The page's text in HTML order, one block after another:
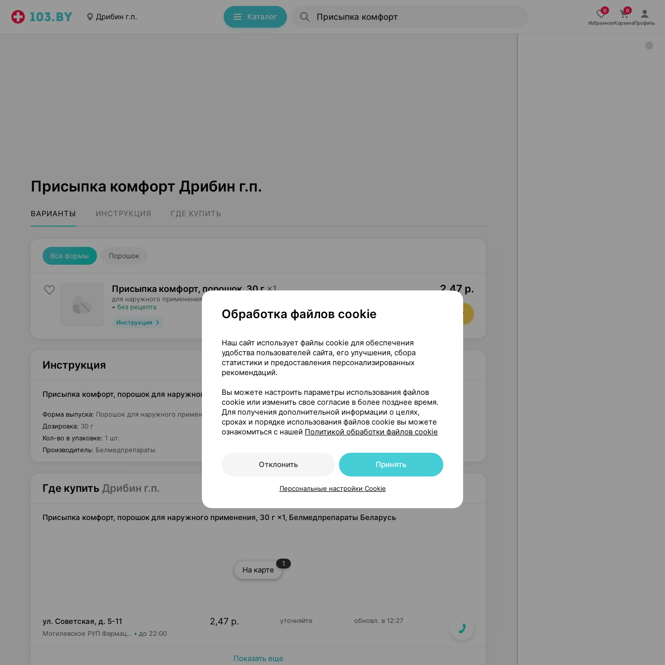
Дрибин г.п. Каталог
ИзбранноеКорзинаПрофиль
Присыпка комфорт Дрибин г.п.
ВАРИАНТЫ ИНСТРУКЦИЯ ГДЕ КУПИТЬ
Все формы Порошок
Присыпка комфорт, порошок,30 г×1
для наружного применения,
• без рецепта
Инструкция
2,47 р.
Где купить В корзину
Инструкция
Присыпка комфорт, порошок для наружного применения, 30 г ×1, Белмедпрепараты Беларусь
Форма выпуска: Порошок для наружного применения
Дозировка: 30 г
Кол-во в упаковке: 1 шт.
Производитель: Белмедпрепараты
Где купить Дрибин г.п.
Присыпка комфорт, порошок для наружного применения, 30 г ×1, Белмедпрепараты Беларусь
На карте
1
ул. Советская, д. 5-11
Могилевское РУП Фармация Центральная районная аптека №31 до 22:00
2,47 р. уточняйте обновл. в 12:27
Показать еще
Обработка файлов cookie
Наш сайт использует файлы cookie для обеспечения
удобства пользователей сайта, его улучшения, сбора
статистики и предоставления персонализированных
рекомендаций.
Вы можете настроить параметры использования файлов
cookie или изменить свое согласие в более позднее время.
Для получения дополнительной информации о целях,
сроках и порядке использования файлов cookie вы можете
ознакомиться с нашей Политикой обработки файлов cookie
Отклонить Принять
Персональные настройки Cookie